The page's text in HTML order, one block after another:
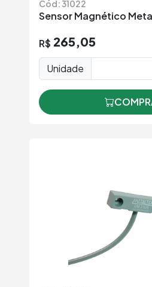
Cód: 31022
Sensor Magnético
R$ 265,05
Unidade